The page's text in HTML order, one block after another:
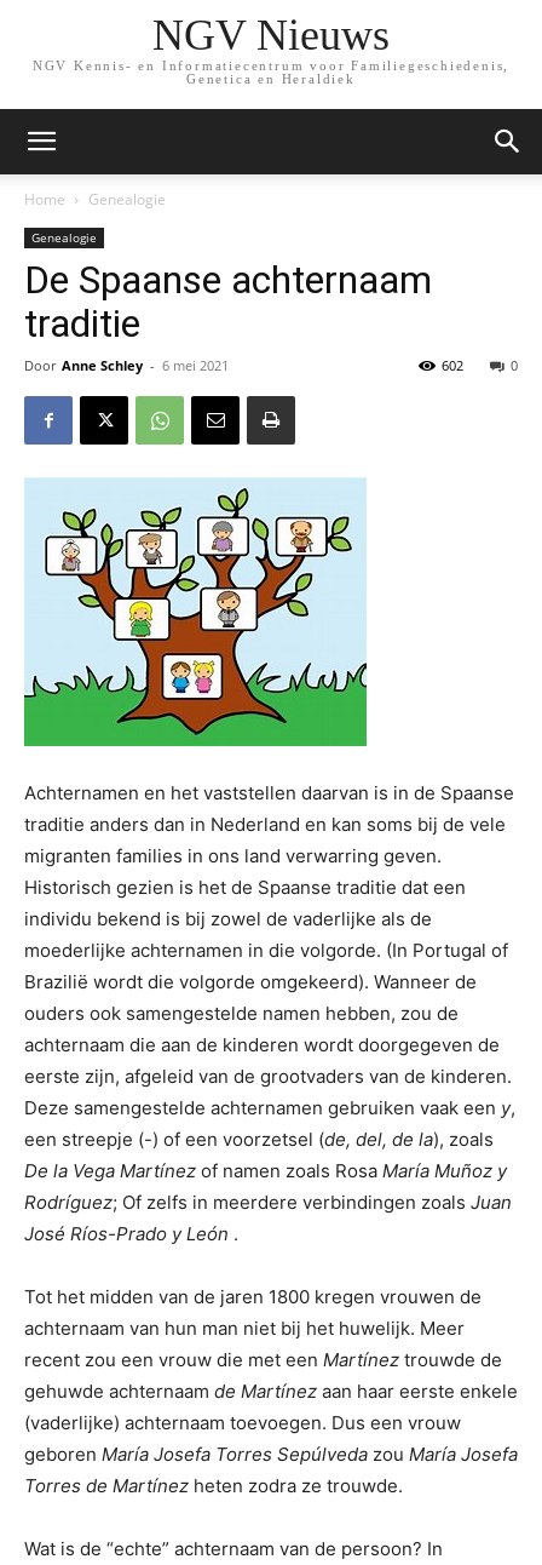
NGV Nieuws
NGV Kennis- en Informatiecentrum voor Familiegeschiedenis,
Genetica en Heraldiek
Home Genealogie
Genealogie
De Spaanse achternaam
traditie
Door Anne Schley - 6 mei 2021 0
602
Achternamen en het vaststellen daarvan is in de Spaanse
traditie anders dan in Nederland en kan soms bij de vele
migranten families in ons land verwarring geven.
Historisch gezien is het de Spaanse traditie dat een
individu bekend is bij zowel de vaderlijke als de
moederlijke achternamen in die volgorde. (In Portugal of
Brazilië wordt die volgorde omgekeerd). Wanneer de
ouders ook samengestelde namen hebben, zou de
achternaam die aan de kinderen wordt doorgegeven de
eerste zijn, afgeleid van de grootvaders van de kinderen.
Deze samengestelde achternamen gebruiken vaak een y,
een streepje (-) of een voorzetsel (de, del, de la), zoals
De la Vega Martínez of namen zoals Rosa María Muñoz y
Rodríguez; Of zelfs in meerdere verbindingen zoals Juan
José Ríos-Prado y León .
Tot het midden van de jaren 1800 kregen vrouwen de
achternaam van hun man niet bij het huwelijk. Meer
recent zou een vrouw die met een Martínez trouwde de
gehuwde achternaam de Martínez aan haar eerste enkele
(vaderlijke) achternaam toevoegen. Dus een vrouw
geboren María Josefa Torres Sepúlveda zou María Josefa
Torres de Martínez heten zodra ze trouwde.
Wat is de “echte” achternaam van de persoon? In